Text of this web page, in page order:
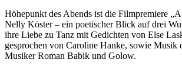
Höhepunkt des Abends ist die Filmpremiere
Nelly Köster – ein poetischer Blick auf drei
ihre Liebe zu Tanz mit Gedichten von Else
gesprochen von Caroline Hanke, sowie Musik
Musiker Roman Babik und Golow.